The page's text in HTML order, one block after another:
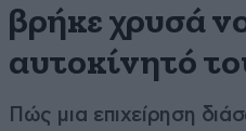
βρήκε χρυσά
αυτοκίνητό
Πώς μια επιχείρηση